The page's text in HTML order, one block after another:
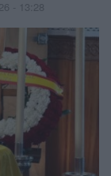
- 13:28